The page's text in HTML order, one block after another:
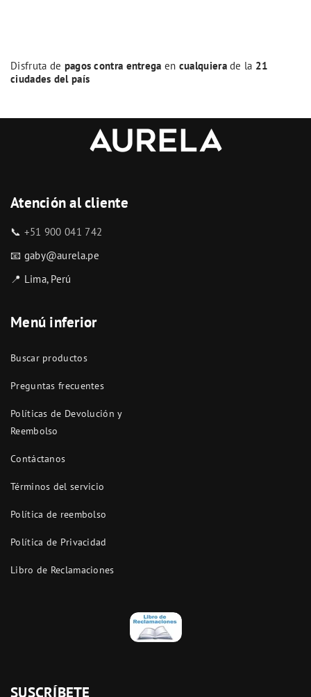
Disfruta de pagos contra entrega en cualquierade la 21
ciudades del país
Atención al cliente
📞 +51 900 041 742
📧 gaby@aurela.pe
📍 Lima, Perú
Menú inferior
Buscar productos
Preguntas frecuentes
Políticas de Devolución y
Reembolso
Contáctanos
Términos del servicio
Política de reembolso
Política de Privacidad
Libro de Reclamaciones
SUSCRÍBETE